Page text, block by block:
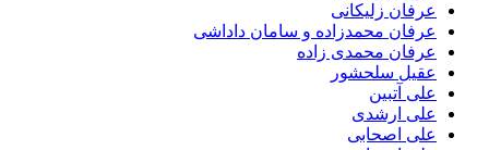
عرفان زلیکانی
عرفان محمدزاده و سامان داداشی
عرفان محمدی زاده
عقیل سلحشور
علی آتبین
علی ارشدی
علی اصحابی